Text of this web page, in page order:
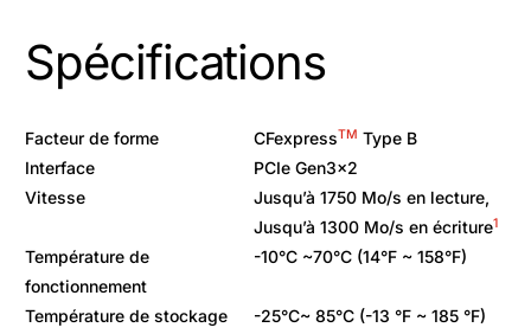
Spécifications
Facteur de forme CFexpressTM Type B
Interface
PCIe Gen3x2
Vitesse
Jusqu’à 1750 Mo/s en lecture,
Jusqu’à 1300 Mo/s en écriture1
Température de
fonctionnement
-10°C ~70°C (14°F ~ 158°F)
Température de stockage
-25°C~ 85°C (-13 °F ~ 185 °F)